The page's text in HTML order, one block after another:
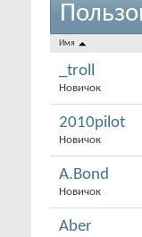
Имя
_troll
Новичок
2010pilot
Новичок
A.Bond
Новичок
Aber